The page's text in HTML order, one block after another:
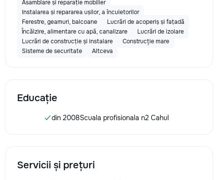
Asamblare și reparație mobilier
Instalarea și repararea ușilor, a încuietorilor
Ferestre, geamuri, balcoane
Lucrări de acoperiș și fațadă
Încălzire, alimentare cu apă, canalizare
Lucrări de izolare
Lucrări de construcție și instalare
Construcție mare
Sisteme de securitate
Altceva
Educație
din 2008Scuala profisionala n2 Cahul
Servicii și prețuri